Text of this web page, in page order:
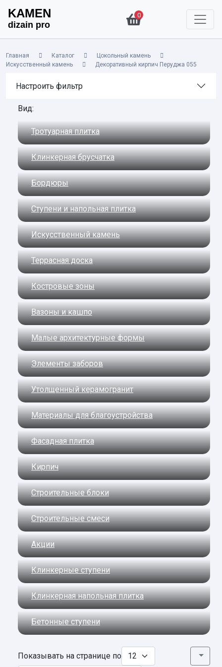
KAMEN
dizain pro
0
Главная Каталог
Цокольный камень
Искусственный камень
Декоративный кирпич Перуджа 055
Настроить фильтр
Вид:
Тротуарная плитка
Клинкерная брусчатка
Бордюры
Ступени и напольная плитка
Искусственный камень
Террасная доска
Костровые зоны
Вазоны и кашпо
Малые архитектурные формы
Элементы заборов
Утолщенный керамогранит
Материалы для благоустройства
Фасадная плитка
Кирпич
Строительные блоки
Строительные смеси
Акции
Клинкерные ступени
Клинкерная напольная плитка
Бетонные ступени
Показывать на странице по